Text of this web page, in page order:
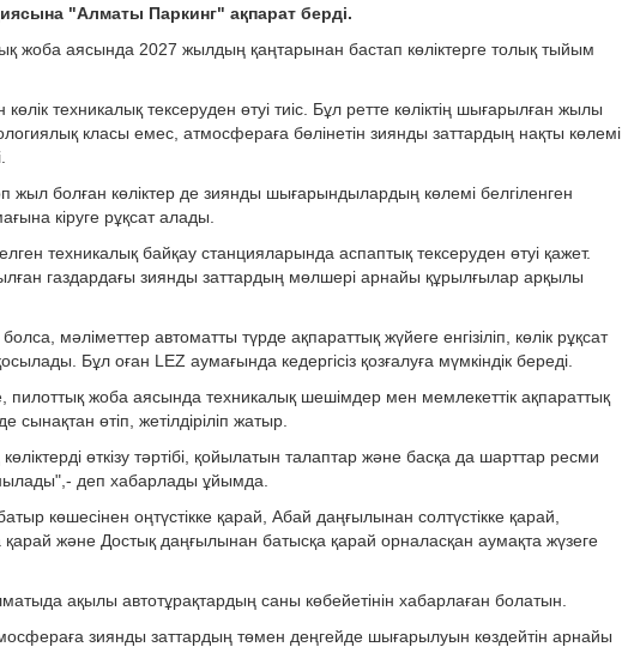
"Алматы Паркинг" ақпарат берді.
жоба аясында 2027 жылдың қаңтарынан бастап көліктерге толық тыйым
техникалық тексеруден өтуі тиіс. Бұл ретте көліктің шығарылған жылы
класы емес, атмосфераға бөлінетін зиянды заттардың нақты көлемі
болған көліктер де зиянды шығарындылардың көлемі белгіленген
кіруге рұқсат алады.
техникалық байқау станцияларында аспаптық тексеруден өтуі қажет.
газдардағы зиянды заттардың мөлшері арнайы құрылғылар арқылы
мәліметтер автоматты түрде ақпараттық жүйеге енгізіліп, көлік рұқсат
қосылады. Бұл оған LEZ аумағында кедергісіз қозғалуға мүмкіндік береді.
пилоттық жоба аясында техникалық шешімдер мен мемлекеттік ақпараттық
өтіп, жетілдіріліп жатыр.
өткізу тәртібі, қойылатын талаптар және басқа да шарттар ресми
деп хабарлады ұйымда.
көшесінен оңтүстікке қарай, Абай даңғылынан солтүстікке қарай,
және Достық даңғылынан батысқа қарай орналасқан аумақта жүзеге
ақылы автотұрақтардың саны көбейетінін хабарлаған болатын.
зиянды заттардың төмен деңгейде шығарылуын көздейтін арнайы